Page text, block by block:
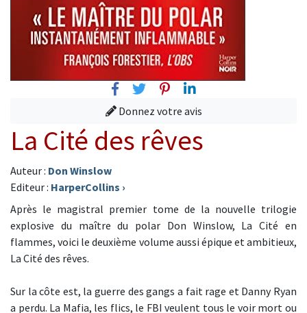
FacebookTwitterPinterest
Linkedin
Donnez votre avis
La Cité des rêves
Auteur : Don Winslow
Editeur : HarperCollins ›
Après le magistral premier tome de la nouvelle trilogie
explosive du maître du polar Don Winslow, La Cité en
flammes, voici le deuxième volume aussi épique et ambitieux,
La Cité des rêves.
Sur la côte est, la guerre des gangs a fait rage et Danny Ryan
a perdu. La Mafia, les flics, le FBI veulent tous le voir mort ou